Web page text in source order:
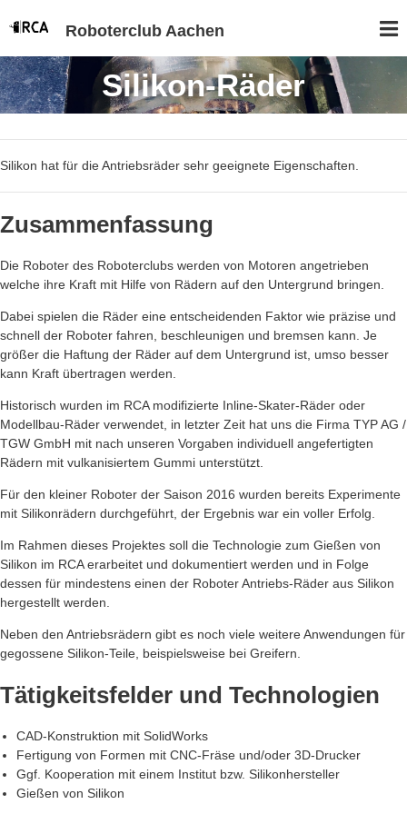
Roboterclub Aachen
Silikon-Räder
Silikon hat für die Antriebsräder sehr geeignete Eigenschaften.
Zusammenfassung
Die Roboter des Roboterclubs werden von Motoren angetrieben
welche ihre Kraft mit Hilfe von Rädern auf den Untergrund bringen.
Dabei spielen die Räder eine entscheidenden Faktor wie präzise und
schnell der Roboter fahren, beschleunigen und bremsen kann. Je
größer die Haftung der Räder auf dem Untergrund ist, umso besser
kann Kraft übertragen werden.
Historisch wurden im RCA modifizierte Inline-Skater-Räder oder
Modellbau-Räder verwendet, in letzter Zeit hat uns die Firma TYP AG /
TGW GmbH mit nach unseren Vorgaben individuell angefertigten
Rädern mit vulkanisiertem Gummi unterstützt.
Für den kleiner Roboter der Saison 2016 wurden bereits Experimente
mit Silikonrädern durchgeführt, der Ergebnis war ein voller Erfolg.
Im Rahmen dieses Projektes soll die Technologie zum Gießen von
Silikon im RCA erarbeitet und dokumentiert werden und in Folge
dessen für mindestens einen der Roboter Antriebs-Räder aus Silikon
hergestellt werden.
Neben den Antriebsrädern gibt es noch viele weitere Anwendungen für
gegossene Silikon-Teile, beispielsweise bei Greifern.
Tätigkeitsfelder und Technologien
CAD-Konstruktion mit SolidWorks
Fertigung von Formen mit CNC-Fräse und/oder 3D-Drucker
Ggf. Kooperation mit einem Institut bzw. Silikonhersteller
Gießen von Silikon